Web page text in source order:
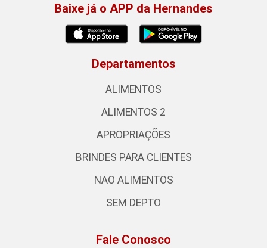
Baixe já o APP da Hernandes
Departamentos
ALIMENTOS
ALIMENTOS 2
APROPRIAÇÕES
BRINDES PARA CLIENTES
NAO ALIMENTOS
SEM DEPTO
Fale Conosco